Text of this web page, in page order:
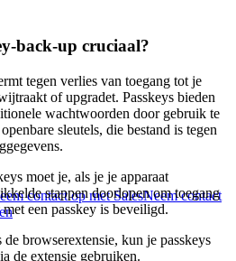
contact op met SalesNeem contact
back-up cruciaal?
tegen verlies van toegang tot je
of upgradet. Passkeys bieden
wachtwoorden door gebruik te
sleutels, die bestand is tegen
moet je, als je je apparaat
stappen doorlopen om toegang
een passkey is beveiligd.
browserextensie, kun je passkeys
de extensie gebruiken.